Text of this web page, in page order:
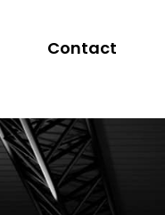
Contact